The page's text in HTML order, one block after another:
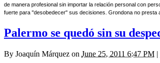
de manera profesional sin importar la relación personal con
fuerte para "desobedecer" sus decisiones. Grondona no presta
Palermo se quedó sin su
By Joaquín Márquez on June 25, 2011 6:47 PM |